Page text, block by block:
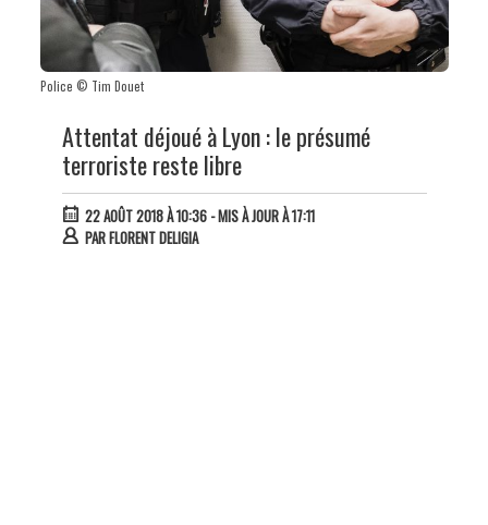
Police © Tim Douet
Attentat déjoué à Lyon : le présumé
terroriste reste libre
22 AOÛT 2018 À 10:36- MIS À JOUR À 17:11
PARFLORENT DELIGIA